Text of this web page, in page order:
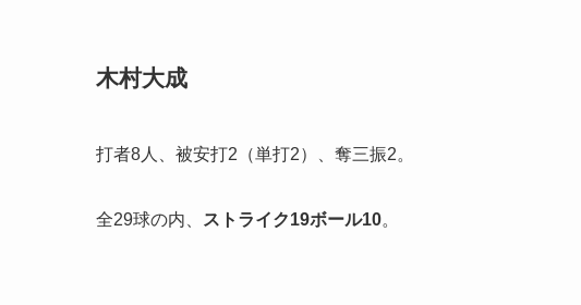
木村大成
打者8人、被安打2（単打2）、奪三振2。
全29球の内、 ストライク19ボール10。